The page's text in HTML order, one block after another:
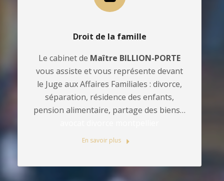
Droit de la famille
Le cabinet de Maître BILLION-PORTE
vous assiste et vous représente devant
le Juge aux Affaires Familiales : divorce,
séparation, résidence des enfants,
pension alimentaire, partage des biens…
En savoir plus